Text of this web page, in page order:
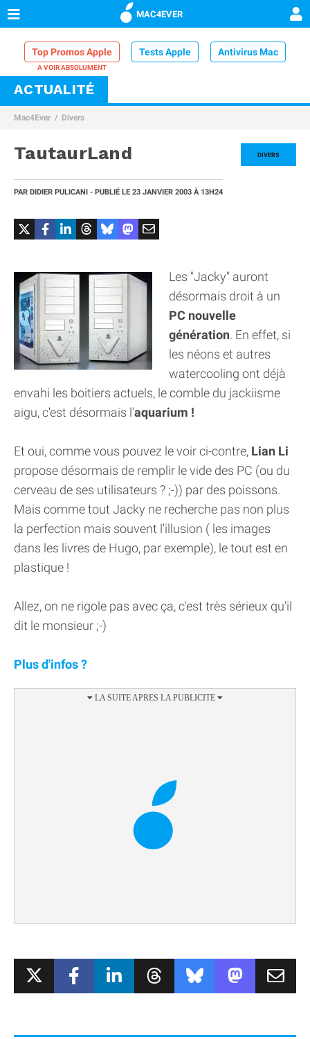
MAC4EVER
Top Promos Apple Tests Apple Antivirus Mac
VPN Mac
Comparatif iPhone
ACTUALITÉ
Mac4Ever Divers
DIVERS
TautaurLand
PAR DIDIER PULICANI - PUBLIÉ LE 23 JANVIER 2003 À 13H24
Les "Jacky" auront
désormais droit à un
PC nouvelle
génération. En effet, si
les néons et autres
watercooling ont déjà
envahi les boitiers actuels, le comble du jackiisme
aigu, c'est désormais l'aquarium !
Et oui, comme vous pouvez le voir ci-contre, Lian Li
propose désormais de remplir le vide des PC (ou du
cerveau de ses utilisateurs ? ;-)) par des poissons.
Mais comme tout Jacky ne recherche pas non plus
la perfection mais souvent l'illusion ( les images
dans les livres de Hugo, par exemple), le tout est en
plastique !
Allez, on ne rigole pas avec ça, c'est très sérieux qu'il
dit le monsieur ;-)
Plus d'infos ?